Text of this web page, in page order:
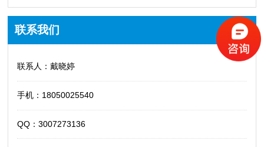
联系我们
联系人：戴晓婷
手机：18050025540
QQ：3007273136